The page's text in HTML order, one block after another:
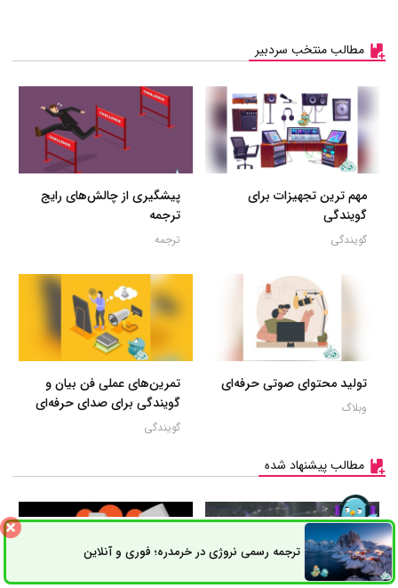
مطالب منتخب سردبیر
مهم ترین تجهیزات برای
گویندگی
گویندگی
پیشگیری از چالش‌های رایج
ترجمه
ترجمه
تولید محتوای صوتی حرفه‌ای
وبلاگ
تمرین‌های عملی فن بیان و
گویندگی برای صدای حرفه‌ای
گویندگی
مطالب پیشنهاد شده
ترجمه رسمی نروژی در خرمدره؛ فوری و آنلاینثبت سفارش راه های ارتباطی